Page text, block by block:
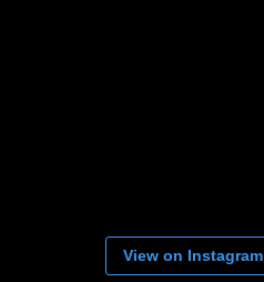
View on Instagram